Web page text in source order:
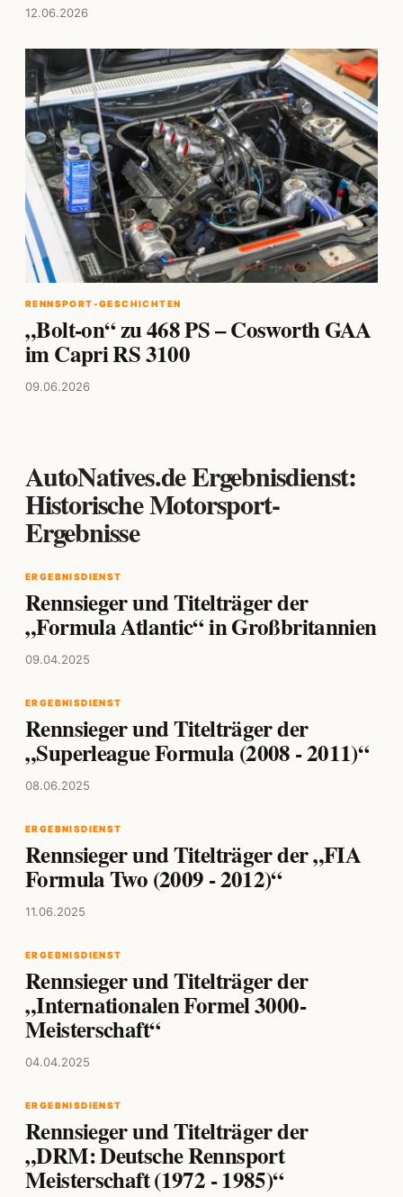
12.06.2026
RENNSPORT-GESCHICHTEN
„Bolt-on“ zu 468 PS – Cosworth GAA
im Capri RS 3100
09.06.2026
AutoNatives.de Ergebnisdienst:
Historische Motorsport-
Ergebnisse
ERGEBNISDIENST
Rennsieger und Titelträger der
„Formula Atlantic“ in Großbritannien
09.04.2025
ERGEBNISDIENST
Rennsieger und Titelträger der
„Superleague Formula (2008 - 2011)“
08.06.2025
ERGEBNISDIENST
Rennsieger und Titelträger der „FIA
Formula Two (2009 - 2012)“
11.06.2025
ERGEBNISDIENST
Rennsieger und Titelträger der
„Internationalen Formel 3000-
Meisterschaft“
04.04.2025
ERGEBNISDIENST
Rennsieger und Titelträger der
„DRM: Deutsche Rennsport
Meisterschaft (1972 - 1985)“